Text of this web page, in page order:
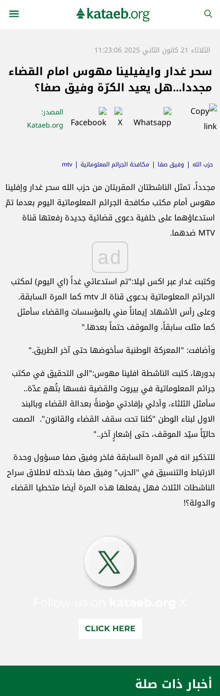
الثلاثاء 21 كانون الثاني 2025 11:23:06
سحر غدار وايفيلينا مهوس امام القضاء
مجددا...هل يعيد الكرّة وفيق صفا؟
المصدر:
Kataeb.org
حزب الله وفيق صفا مكافحة الجرائم المعلوماتية mtv
مجدداً، تمثل الناشطتان المقربتان من حزب الله سحر غدار وإفلينا
مهوس أمام مكتب مكافحة الجرائم المعلوماتية اليوم بعدما تمّ
استدعاؤهما على خلفية دعوى قضائية جديدة رفعتها قناة
MTV ضدهما.
ad
وكتبت غدار عبر اكس ليلا:"تم استدعائي غداً (اي اليوم) لمكتب
الجرائم المعلوماتية بدعوى قناة الـ mtv كما المرة السابقة.
وعلى رأس الأشهاد إيماناً مني بالمؤسسات والقضاء سأمثل
كما مثلت سابقاً، والموقف حتماً بعدها."
وأضافت: "المعركة الوطنية سأخوضها حتى آخر الطريق."
بدورها، كتبت الناشطة افلينا مهوس:"الى التحقيق في مكتب
جرائم المعلوماتية في بيروت والقضية نفسها بتُهمٍ عدّة..
سأمثل الثلثاء، وأدلي بإفادتي مؤمنةً بعدالة القضاء وبالبند
الاول لبناء الوطن "كلنا تحت سقف القضاء والقانون". الصمت
حاليّاً سيّد الموقف، حتى إشعارٍ آخر.."
للتذكير انه في المرة السابقة فاخر وفيق صفا مسؤول وحدة
الارتباط والتنسيق في "الحزب" وفيق صفا بتدخله لاطلاق سراح
الناشطات الثلاث فهل يفعلها هذه المرة أيضا متخطيا القضاء
والدولة؟!
CLICK HERE
أخبار ذات صلة